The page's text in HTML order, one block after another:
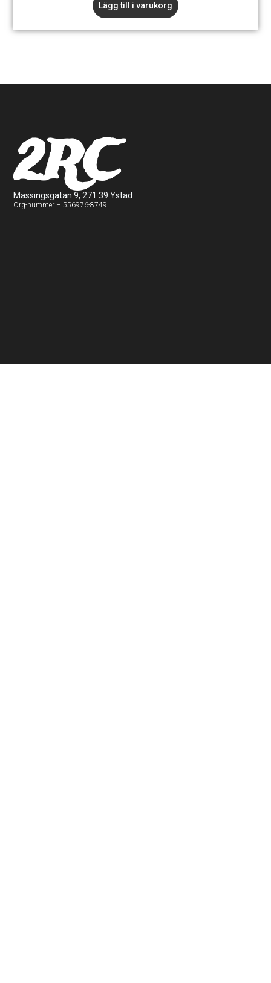
Lägg till i varukorg
2RC
Mässingsgatan 9, 271 39 Ystad
Org-nummer – 556976-8749